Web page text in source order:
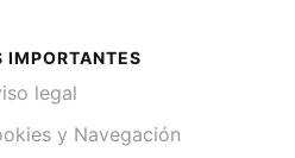
IMPORTANTES
legal
y Navegación